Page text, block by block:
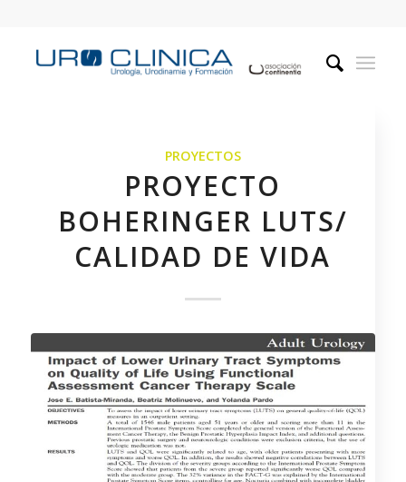
PROYECTOS
PROYECTO
BOHERINGER LUTS/
CALIDAD DE VIDA